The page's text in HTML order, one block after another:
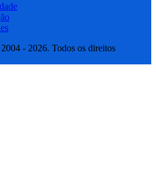
- 2026. Todos os direitos